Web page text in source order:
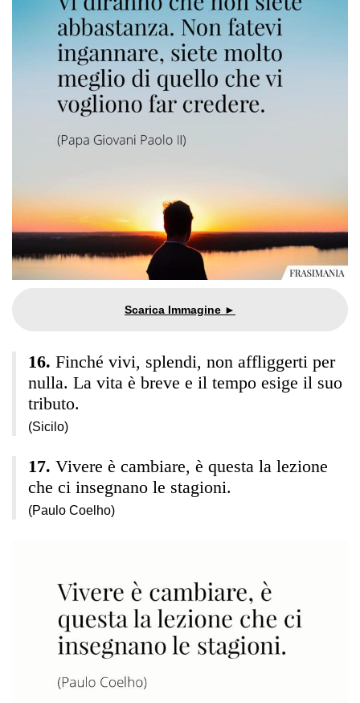
Finché vivi, splendi, non affliggerti per
nulla. La vita è breve e il tempo esige il suo
tributo.
(Sicilo)
Vivere è cambiare, è questa la lezione
che ci insegnano le stagioni.
(Paulo Coelho)